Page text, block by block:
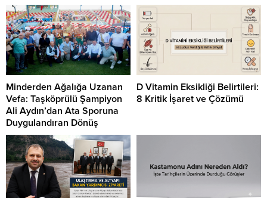
Minderden Ağalığa Uzanan
Vefa: Taşköprülü Şampiyon
Ali Aydın’dan Ata Sporuna
Duygulandıran Dönüş
D Vitamin Eksikliği Belirtileri:
8 Kritik İşaret ve Çözümü